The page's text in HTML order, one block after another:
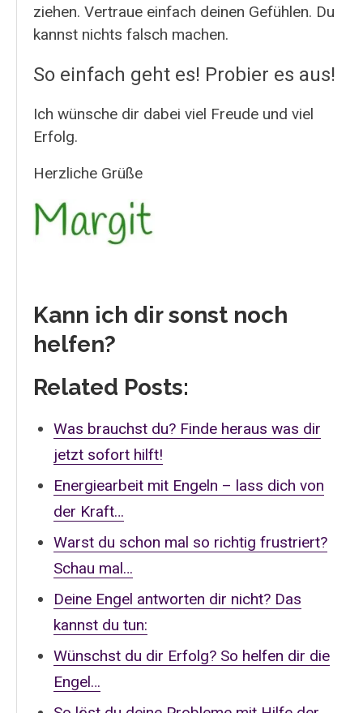
ziehen. Vertraue einfach deinen Gefühlen. Du
kannst nichts falsch machen.
So einfach geht es! Probier es aus!
Ich wünsche dir dabei viel Freude und viel
Erfolg.
Herzliche Grüße
Kann ich dir sonst noch
helfen?
Related Posts:
Was brauchst du? Finde heraus was dir
jetzt sofort hilft!
Energiearbeit mit Engeln – lass dich von
der Kraft…
Warst du schon mal so richtig frustriert?
Schau mal…
Deine Engel antworten dir nicht? Das
kannst du tun:
Wünschst du dir Erfolg? So helfen dir die
Engel…